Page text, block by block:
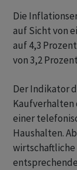
Die
auf Sicht von
auf 4,3
von 3,2
Der Indikator
Kaufverhalten
einer
Haushalten.